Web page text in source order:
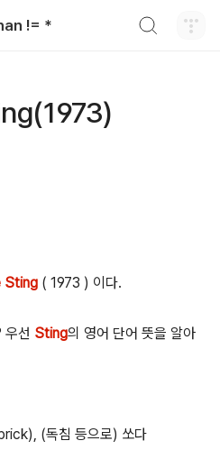
!= *
Sting ( 1973 ) 이다.
선 Sting의 영어 단어 뜻을 알아
(독침 등으로) 쏘다